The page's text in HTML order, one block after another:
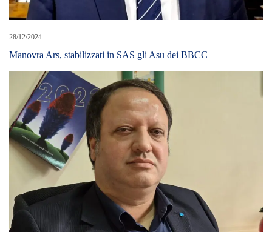
28/12/2024
Manovra Ars, stabilizzati in SAS gli Asu dei BBCC